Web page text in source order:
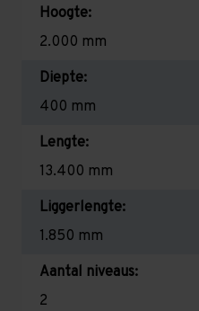
Hoogte:
2.000 mm
Diepte:
400 mm
Lengte:
13.400 mm
Liggerlengte:
1.850 mm
Aantal niveaus:
2